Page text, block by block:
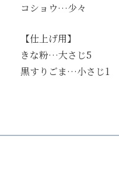
コショウ…少々
【仕上げ用】
きな粉…大さじ5
黒すりごま…小さじ1